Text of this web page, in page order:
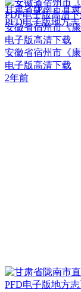
甘肃省陇南市直
PFD电子版地方
安徽省宿州市《
电子版高清下载
安徽省宿州市《
电子版高清下载
2年前